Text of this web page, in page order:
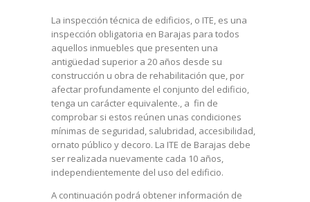
La inspección técnica de edificios, o ITE, es una
inspección obligatoria en Barajas para todos
aquellos inmuebles que presenten una
antigüedad superior a 20 años desde su
construcción u obra de rehabilitación que, por
afectar profundamente el conjunto del edificio,
tenga un carácter equivalente., a fin de
comprobar si estos reúnen unas condiciones
mínimas de seguridad, salubridad, accesibilidad,
ornato público y decoro. La ITE de Barajas debe
ser realizada nuevamente cada 10 años,
independientemente del uso del edificio.
A continuación podrá obtener información de